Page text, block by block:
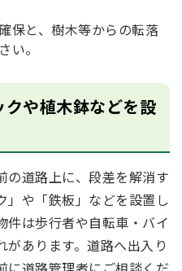
保と、樹木等からの転落
い。
や植木鉢などを設
の道路上に、段差を解消す
」や「鉄板」などを設置し
件は歩行者や自転車・バイ
あります。道路へ出入り